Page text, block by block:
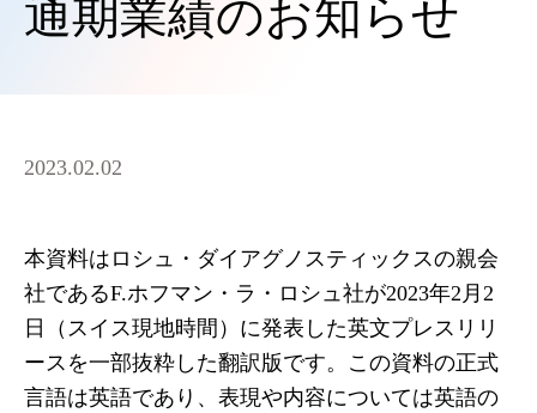
通期業績のお知らせ
2023.02.02
本資料はロシュ・ダイアグノスティックスの親会
社であるF.ホフマン・ラ・ロシュ社が2023年2月2
日（スイス現地時間）に発表した英文プレスリリ
ースを一部抜粋した翻訳版です。この資料の正式
言語は英語であり、表現や内容については英語の